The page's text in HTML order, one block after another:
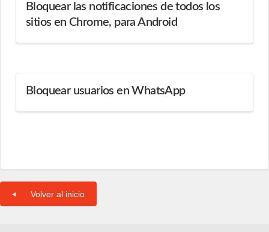
Bloquear las notificaciones de todos los
sitios en Chrome, para Android
Bloquear usuarios en WhatsApp
Volver al inicio